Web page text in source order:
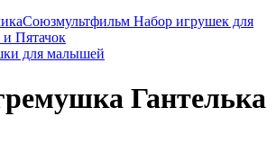
Союзмультфильм Набор игрушек для
Пятачок
для малышей
Гантелька